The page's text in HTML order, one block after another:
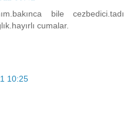
bile cezbedici.tadı
cumalar.
10:25